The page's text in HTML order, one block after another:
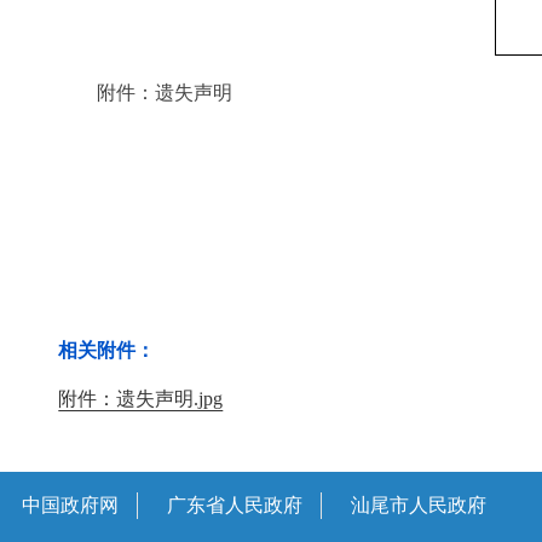
附件：遗失声明
相关附件：
附件：遗失声明.jpg
中国政府网 广东省人民政府 汕尾市人民政府